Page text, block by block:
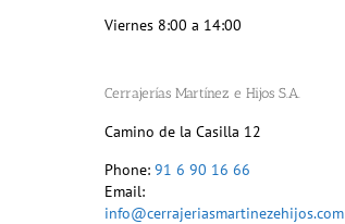
Viernes 8:00 a 14:00
Cerrajerías Martínez e Hijos S.A.
Camino de la Casilla 12
Phone: 91 6 90 16 66
Email:
info@cerrajeriasmartinezehijos.com